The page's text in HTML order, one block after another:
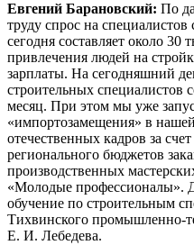
Евгений Барановский: По
труду спрос на
сегодня составляет около
привлечения людей на
зарплаты. На сегодняшний
строительных специалистов
месяц. При этом мы уже
«импортозамещения» в
отечественных кадров за
регионального бюджетов
производственных
«Молодые профессионалы».
обучение по строительным
Тихвинского промышленно-
Е. И. Лебедева.